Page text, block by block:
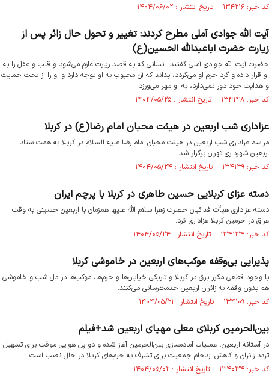
کد خبر: ۱۳۴۲۱۶ تاریخ انتشار : ۱۴۰۴/۰۶/۰۲
آیت الله جوادی آملی مطرح کردند: تغییر و تحول حال زائر پس از
زیارت حضرت اباعبدالله الحسین(ع)
حضرت آیت الله جوادی آملی گفتند: انسانی که به قصد زیارت عازم می‌شود و قلب و عقل را به
او قرار داده و گرد حرم او می‌گردد، بداند که آن محبوب به او توجه دارد و او را از تحت حمایت
و هدایت خود دور نمی‌دارد، به او مهر می‌ورزد.
کد خبر: ۱۳۴۱۴۸ تاریخ انتشار : ۱۴۰۴/۰۵/۲۵
عزاداری شب اربعین در هیئت محبان امام رضا(ع) در کربلا
مراسم عزاداری شب اربعین در هیئت محبان امام رضا علیه السلام در کربلا به همت ستاد
اربعین شهرداری تهران برگزار شد.
کد خبر: ۱۳۴۱۳۹ تاریخ انتشار : ۱۴۰۴/۰۵/۲۴
دسته عزای کربلایی حسین طاهری در کربلا با پرچم ایران
دسته عزاداری هیأت فدائیان حضرت زهرا سلام الله علیها همزمان با اربعین حسینی به وقت
عراق در حرمین کربلا عزاداری کرد.
کد خبر: ۱۳۴۱۳۴ تاریخ انتشار : ۱۴۰۴/۰۵/۲۴
پذیرایی بی‌وقفه موکب‌های اربعین در خاموشی کربلا
با وجود قطعی مکرر برق در کربلا و تاریکی خیابان‌ها و حرم‌ها، موکب‌ها در دل شب و خاموشی
هم بدون وقفه به زائران اربعین خدمت‌رسانی می‌کنند.
کد خبر: ۱۳۴۱۰۹ تاریخ انتشار : ۱۴۰۴/۰۵/۲۱
بین‌الحرمین کربلای معلی مهیای اربعین شد+فیلم
در آستانه اربعین، عملیات آماده‌سازی بین‌الحرمین آغاز شده و دو پل هوایی موقت برای تسهیل
تردد زائران و کاهش ازدحام جمعیت برای تشرف به حرم‌های کربلا در حال نصب است.
کد خبر: ۱۳۴۰۳۴ تاریخ انتشار : ۱۴۰۴/۰۵/۰۲